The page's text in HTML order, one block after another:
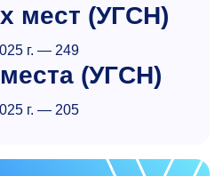
мест (УГСН)
г. — 249
(УГСН)
г. — 205